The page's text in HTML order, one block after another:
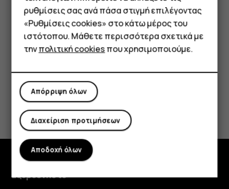
Τηλέφωνα απλής χρήσης
Tablet
HMD Global δεν υποστηρίζει ούτε φέρει ευθύνη για
αυτές τις τοποθεσίες.
Το βρήκατε χρήσιμο;
Ναι Όχι
Εξερευνήστε
ρυθμίσεις σας ανά πάσα στιγμή επιλέγοντας
«Ρυθμίσεις cookies» στο κάτω μέρος του
ιστότοπου. Μάθετε περισσότερα σχετικά με
τηνπολιτική cookiesπου χρησιμοποιούμε.
Απόρριψη όλων
Διαχείριση προτιμήσεων
Αποδοχή όλων